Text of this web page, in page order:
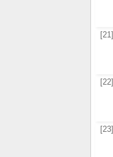
[21]
[22]
[23]